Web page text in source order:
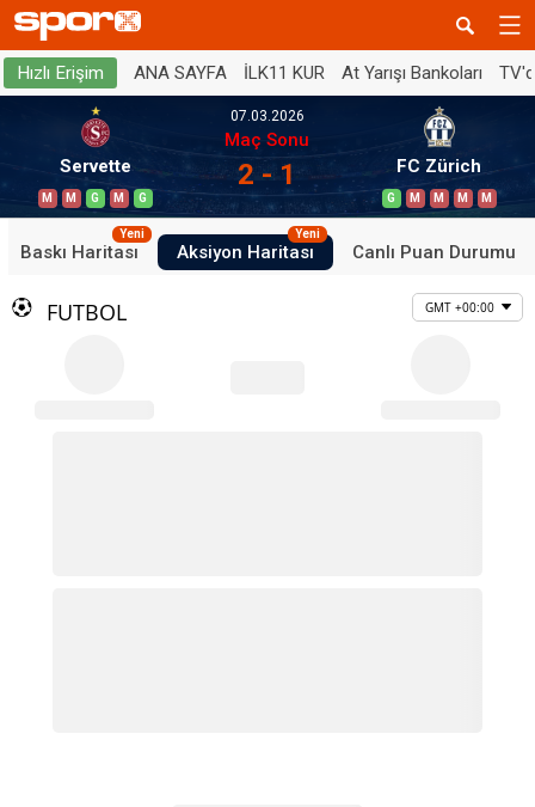
Hızlı Erişim ANA SAYFA İLK11 KUR At Yarışı Bankoları
Servette
M M G M G
07.03.2026
Maç Sonu
2 - 1 FC Zürich
G M M M M
Baskı Haritası
Yeni
Aksiyon Haritası
Yeni
Canlı Puan Durumu
FUTBOL GMT +00:00